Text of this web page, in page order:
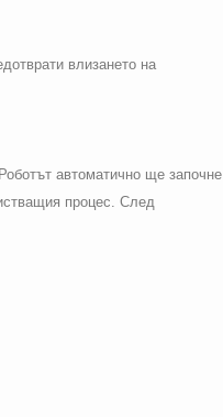
влизането на
автоматично ще започне
процес. След